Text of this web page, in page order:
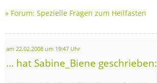
» Forum: Spezielle Fragen zum Heilfasten
am 22.02.2008 um 19:47 Uhr
... hat Sabine_Biene geschrieben: